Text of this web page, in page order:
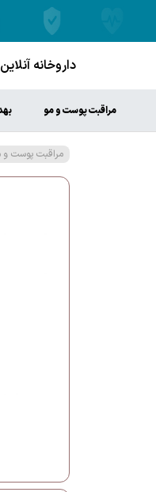
داروخانه
مراقبت پوست و مو
مراقبت پوست و